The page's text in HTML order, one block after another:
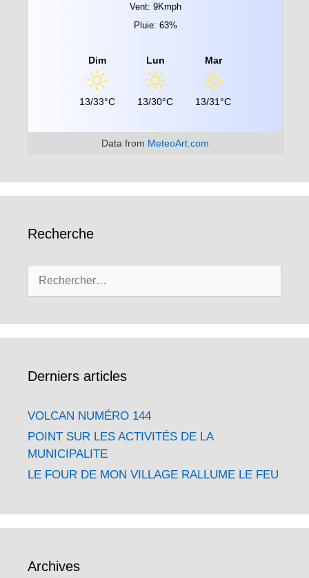
Vent: 9Kmph
Pluie: 63%
Dim
13/33°C
Lun
13/30°C
Mar
13/31°C
Data from MeteoArt.com
Recherche
Derniers articles
VOLCAN NUMÉRO 144
POINT SUR LES ACTIVITÉS DE LA
MUNICIPALITE
LE FOUR DE MON VILLAGE RALLUME LE FEU
Archives